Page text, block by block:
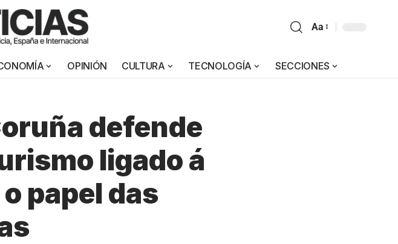
Aa
OPINIÓN CULTURA TECNOLOGÍA SECCIONES
defende
ligado á
papel das